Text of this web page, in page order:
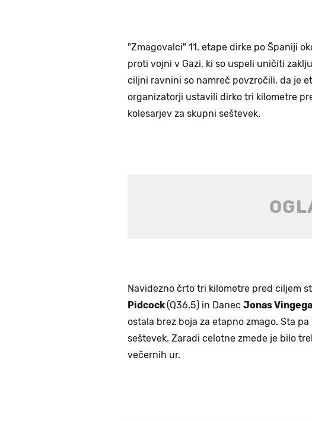
"Zmagovalci" 11. etape dirke po Španiji
proti vojni v Gazi, ki so uspeli uničiti
ciljni ravnini so namreč povzročili, da je
organizatorji ustavili dirko tri kilometre
kolesarjev za skupni seštevek.
Navidezno črto tri kilometre pred ciljem
Pidcock(Q36.5) in Danec Jonas
ostala brez boja za etapno zmago. Sta
seštevek. Zaradi celotne zmede je bilo
večernih ur.